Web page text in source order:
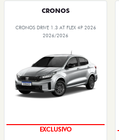
CRONOS
CRONOS DRIVE 1.3 AT FLEX 4P 2026
2026/2026
EXCLUSIVO